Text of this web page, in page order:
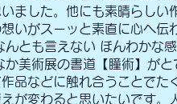
ました。他にも素晴らしい
いがスーッと素直に心へ伝
んとも言えない ほんわかな
か美術展の書道【瞳術】が
品などに触れ合うことでた
が変わると思いたいです。